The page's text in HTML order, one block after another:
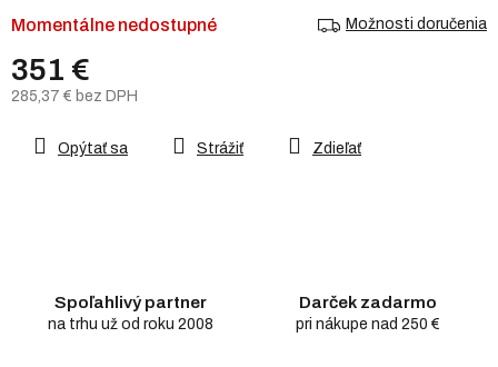
351 €
285,37 € bez DPH
cena:
Momentálne nedostupné Možnosti doručenia
Opýtať sa Strážiť Zdieľať
Spoľahlivý partner
na trhu už od roku 2008
Darček zadarmo
pri nákupe nad 250 €